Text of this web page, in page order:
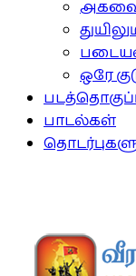
அகவை
ஒரே
பாடல்கள்